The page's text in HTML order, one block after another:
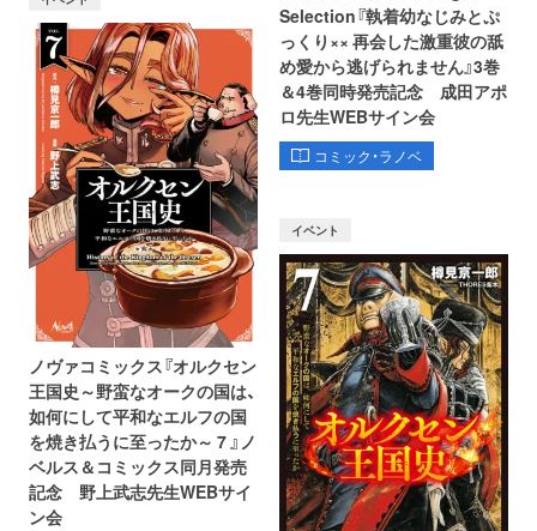
Selection『執着幼なじみとぷ
っくり×× 再会した激重彼の舐
め愛から逃げられません』3巻
＆4巻同時発売記念 成田アポ
ロ先生WEBサイン会
コミック・ラノベ
ノヴァコミックス『オルクセン
王国史～野蛮なオークの国は、
如何にして平和なエルフの国
を焼き払うに至ったか～ 7 』ノ
ベルス＆コミックス同月発売
記念 野上武志先生WEBサイ
ン会
イベント